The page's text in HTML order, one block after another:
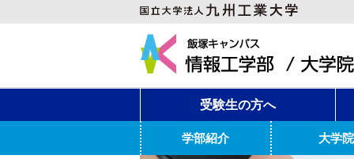
受験生の方へ
学部紹介 大学院